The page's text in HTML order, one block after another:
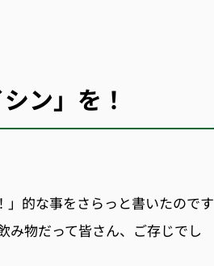
ン」を！
的な事をさらっと書いたのです
み物だって皆さん、ご存じでし